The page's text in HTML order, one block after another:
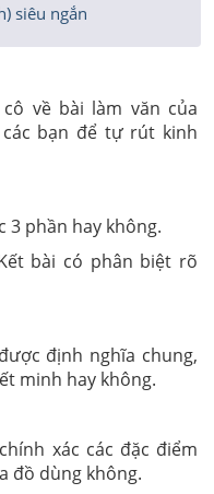
siêu ngắn
về bài làm văn của
bạn để tự rút kinh
3 phần hay không.
bài có phân biệt rõ
định nghĩa chung,
minh hay không.
xác các đặc điểm
đồ dùng không.